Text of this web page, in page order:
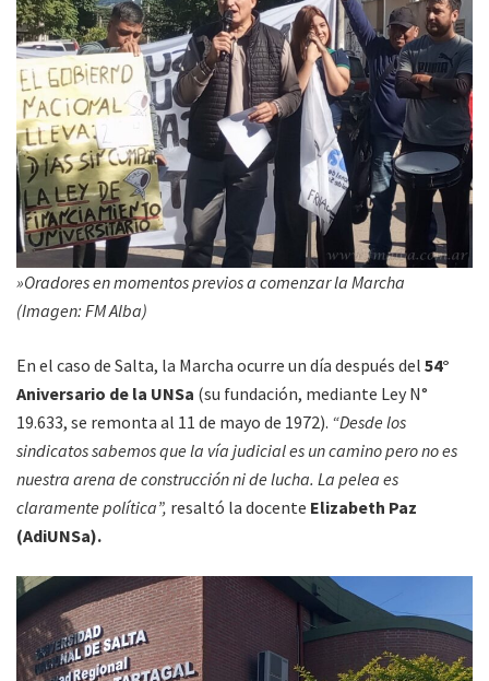
»Oradores en momentos previos a comenzar la Marcha
(Imagen: FM Alba)
En el caso de Salta, la Marcha ocurre un día después del 54°
Aniversario de la UNSa (su fundación, mediante Ley N°
19.633, se remonta al 11 de mayo de 1972). “Desde los
sindicatos sabemos que la vía judicial es un camino pero no es
nuestra arena de construcción ni de lucha. La pelea es
claramente política”, resaltó la docente Elizabeth Paz
(AdiUNSa).